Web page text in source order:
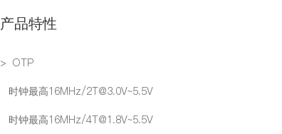
产品特性
> OTP
时钟最高16MHz/2T@3.0V~5.5V
时钟最高16MHz/4T@1.8V~5.5V